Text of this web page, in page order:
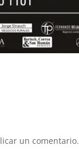
un comentario.